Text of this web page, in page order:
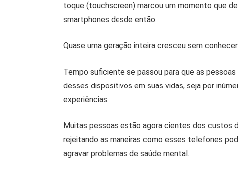
toque (touchscreen) marcou um momento que
smartphones desde então.
Quase uma geração inteira cresceu sem
Tempo suficiente se passou para que as
desses dispositivos em suas vidas, seja por
experiências.
Muitas pessoas estão agora cientes dos custos
rejeitando as maneiras como esses telefones
agravar problemas de saúde mental.